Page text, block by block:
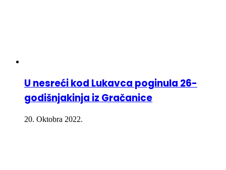
U nesreći kod Lukavca poginula 26-
godišnjakinja iz Gračanice
20. Oktobra 2022.